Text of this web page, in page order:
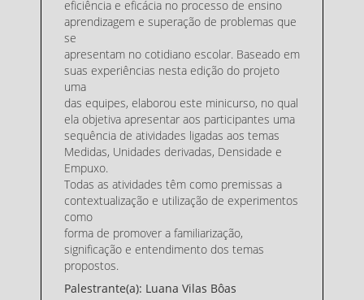
eficiência e eficácia no processo de ensino
aprendizagem e superação de problemas que
se
apresentam no cotidiano escolar. Baseado em
suas experiências nesta edição do projeto
uma
das equipes, elaborou este minicurso, no qual
ela objetiva apresentar aos participantes uma
sequência de atividades ligadas aos temas
Medidas, Unidades derivadas, Densidade e
Empuxo.
Todas as atividades têm como premissas a
contextualização e utilização de experimentos
como
forma de promover a familiarização,
significação e entendimento dos temas
propostos.
Palestrante(a): Luana Vilas Bôas